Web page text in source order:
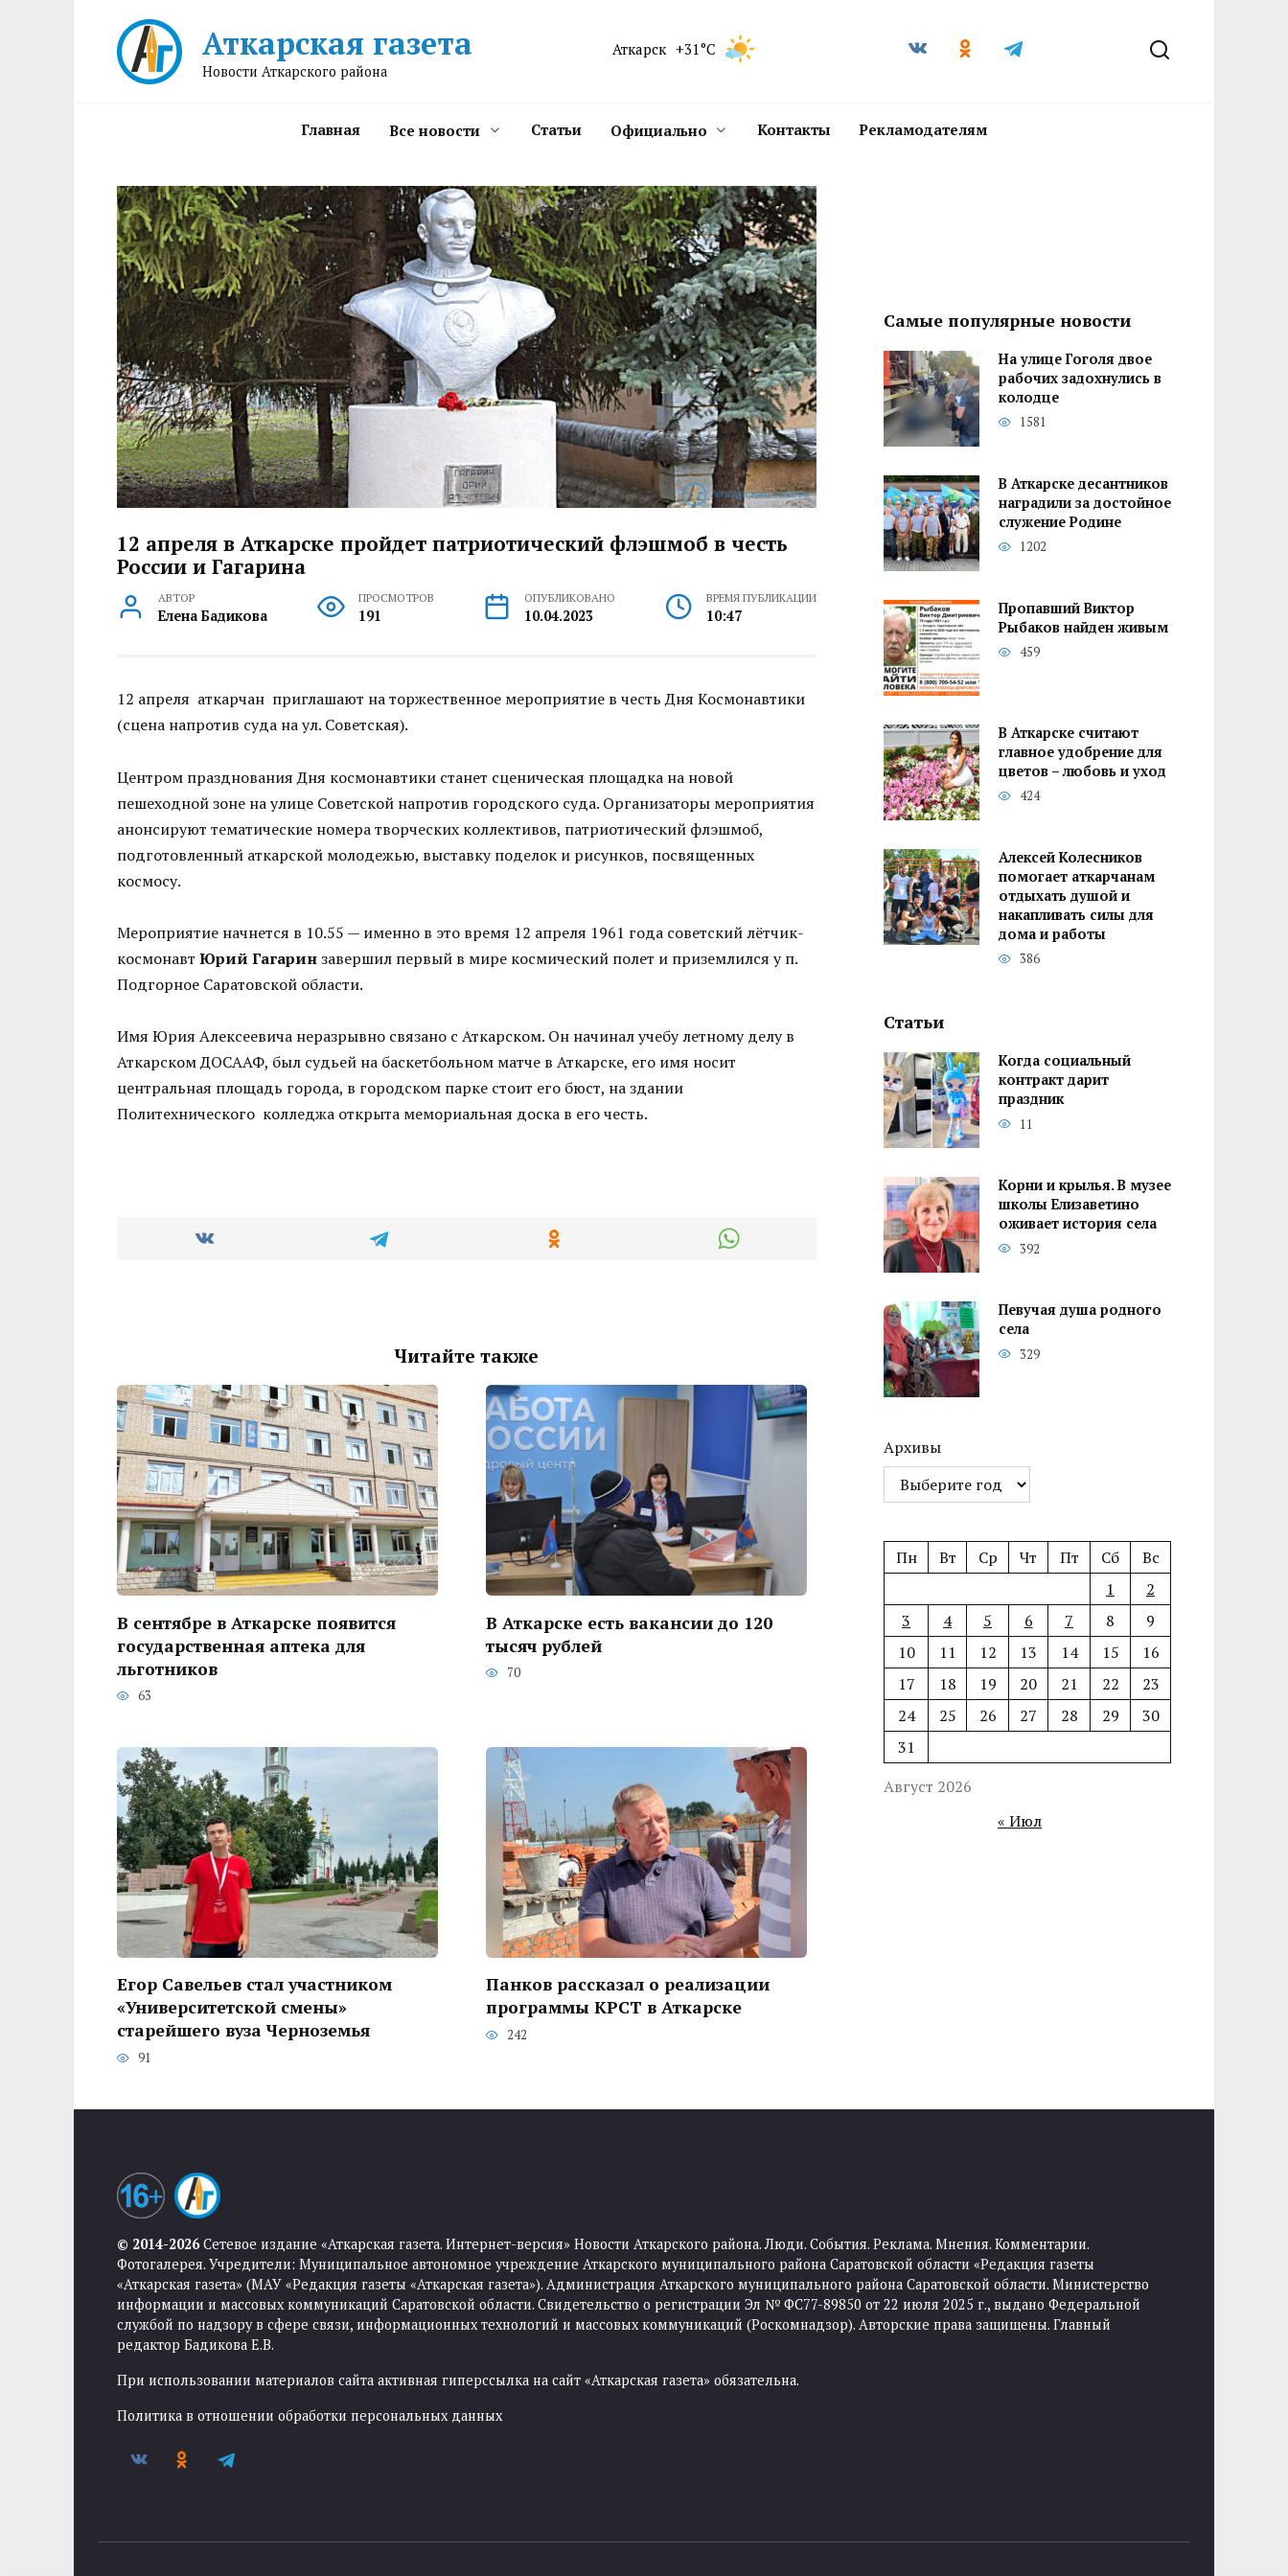
Аткарская газета
Новости Аткарского района
Аткарск +31°C
Главная Все новости Статьи Официально Контакты Рекламодателям
12 апреля в Аткарске пройдет патриотический флэшмоб в честь
России и Гагарина
АВТОР
Елена Бадикова
ПРОСМОТРОВ
191
ОПУБЛИКОВАНО
10.04.2023
ВРЕМЯ ПУБЛИКАЦИИ
10:47
12 апреля аткарчан приглашают на торжественное мероприятие в честь Дня Космонавтики
(сцена напротив суда на ул. Советская).
Центром празднования Дня космонавтики станет сценическая площадка на новой
пешеходной зоне на улице Советской напротив городского суда. Организаторы мероприятия
анонсируют тематические номера творческих коллективов, патриотический флэшмоб,
подготовленный аткарской молодежью, выставку поделок и рисунков, посвященных
космосу.
Мероприятие начнется в 10.55 — именно в это время 12 апреля 1961 года советский лётчик-
космонавт Юрий Гагаринзавершил первый в мире космический полет и приземлился у п.
Подгорное Саратовской области.
Имя Юрия Алексеевича неразрывно связано с Аткарском. Он начинал учебу летному делу в
Аткарском ДОСААФ, был судьей на баскетбольном матче в Аткарске, его имя носит
центральная площадь города, в городском парке стоит его бюст, на здании
Политехнического колледжа открыта мемориальная доска в его честь.
Читайте также
В сентябре в Аткарске появится
государственная аптека для
льготников
63
В Аткарске есть вакансии до 120
тысяч рублей
70
Егор Савельев стал участником
«Университетской смены»
старейшего вуза Черноземья
91
Панков рассказал о реализации
программы КРСТ в Аткарске
242
Самые популярные новости
На улице Гоголя двое
рабочих задохнулись в
колодце
1581
В Аткарске десантников
наградили за достойное
служение Родине
1202
Пропавший Виктор
Рыбаков найден живым
459
В Аткарске считают
главное удобрение для
цветов – любовь и уход
424
Алексей Колесников
помогает аткарчанам
отдыхать душой и
накапливать силы для
дома и работы
386
Статьи
Когда социальный
контракт дарит
праздник
11
Корни и крылья. В музее
школы Елизаветино
оживает история села
392
Певучая душа родного
села
329
Архивы
Август 2026
Пн Вт Ср Чт Пт Сб
Вс
1
2
3
4 5 6 7 8
9
10
11 12 13 14 15
16
17
18 19 20 21 22
23
24
25 26 27 28 29
30
31
« Июл
© 2014-2026Сетевое издание «Аткарская газета. Интернет-версия» Новости Аткарского района. Люди. События. Реклама. Мнения. Комментарии.
Фотогалерея. Учредители: Муниципальное автономное учреждение Аткарского муниципального района Саратовской области «Редакция газеты
«Аткарская газета» (МАУ «Редакция газеты «Аткарская газета»). Администрация Аткарского муниципального района Саратовской области. Министерство
информации и массовых коммуникаций Саратовской области. Свидетельство о регистрации Эл № ФС77-89850 от 22 июля 2025 г., выдано Федеральной
службой по надзору в сфере связи, информационных технологий и массовых коммуникаций (Роскомнадзор). Авторские права защищены. Главный
редактор Бадикова Е.В.
При использовании материалов сайта активная гиперссылка на сайт «Аткарская газета» обязательна.
Политика в отношении обработки персональных данных